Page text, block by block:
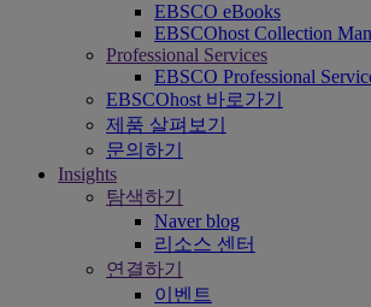
EBSCO eBooks
EBSCOhost Collection
Professional Services
EBSCO Professional
EBSCOhost 바로가기
제품 살펴보기
문의하기
Insights
탐색하기
Naver blog
리소스 센터
연결하기
이벤트